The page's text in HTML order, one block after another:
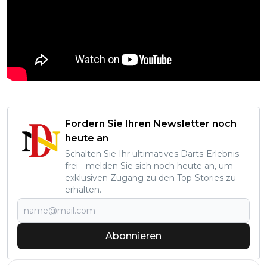
Fordern Sie Ihren Newsletter noch
heute an
Schalten Sie Ihr ultimatives Darts-Erlebnis
frei - melden Sie sich noch heute an, um
exklusiven Zugang zu den Top-Stories zu
erhalten.
Abonnieren